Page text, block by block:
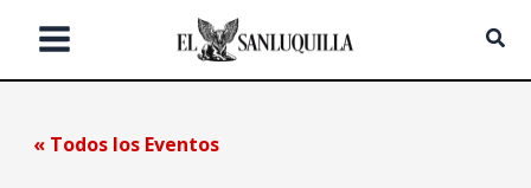
« Todos los Eventos